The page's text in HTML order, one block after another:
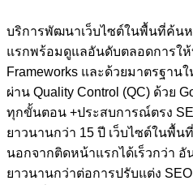
บริการพัฒนาเว็บไซต์ในพื้นที่ค้น
แรกพร้อมดูแลอันดับตลอดการให้
Frameworks และด้วยมาตรฐาน
ผ่าน Quality Control (QC) ด้วย
ทุกขั้นตอน +ประสบการณ์ตรง
ยาวนานกว่า 15 ปี เว็บไซต์ในพื้
นอกจากติดหน้าแรกได้เร็วกว่า
ยาวนานกว่าต่อการปรับแต่ง